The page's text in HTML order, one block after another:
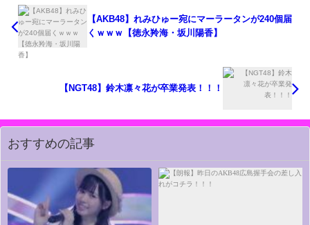
【AKB48】れみひゅー宛にマーラータンが240個届
くｗｗｗ【徳永羚海・坂川陽香】
【NGT48】鈴木凛々花が卒業発表！！！
おすすめの記事